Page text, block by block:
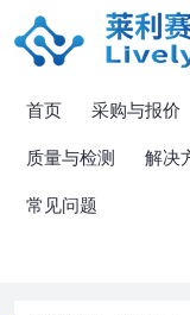
首页 采购与报价
质量与检测 解决
常见问题